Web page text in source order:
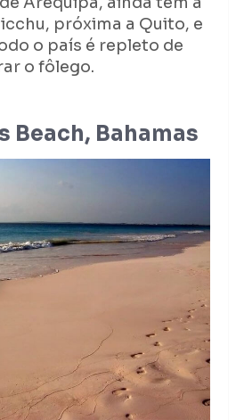
próxima a Quito, e
o país é repleto de
o fôlego.
Beach, Bahamas